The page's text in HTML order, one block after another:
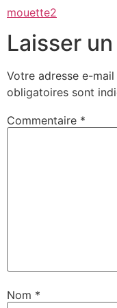
mouette2
Laisser
Votre adresse e-
obligatoires sont
Commentaire *
Nom *